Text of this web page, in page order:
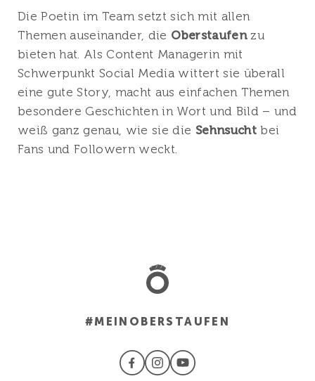
Die Poetin im Team setzt sich mit allen
Themen auseinander, die Oberstaufenzu
bieten hat. Als Content Managerin mit
Schwerpunkt Social Media wittert sie überall
eine gute Story, macht aus einfachen Themen
besondere Geschichten in Wort und Bild – und
weiß ganz genau, wie sie die Sehnsuchtbei
Fans und Followern weckt.
#MEINOBERSTAUFEN